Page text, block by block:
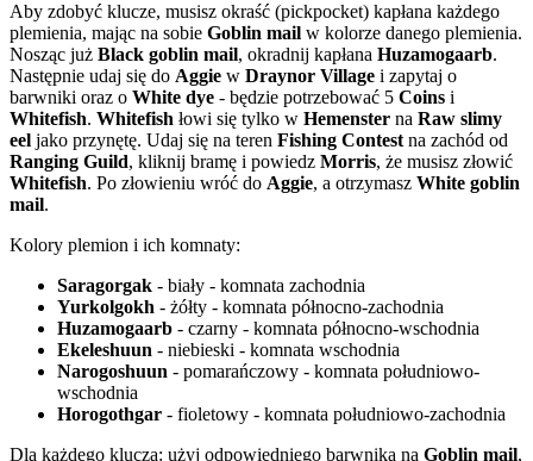
Aby zdobyć klucze, musisz okraść (pickpocket) kapłana każdego
plemienia, mając na sobie Goblin mail w kolorze danego plemienia.
Nosząc już Black goblin mail, okradnij kapłana Huzamogaarb.
Następnie udaj się do Aggie w Draynor Village i zapytaj o
barwniki oraz o White dye - będzie potrzebować 5 Coins i
Whitefish. Whitefish łowi się tylko w Hemenster na Raw slimy
eel jako przynętę. Udaj się na teren Fishing Contest na zachód od
Ranging Guild, kliknij bramę i powiedz Morris, że musisz złowić
Whitefish. Po złowieniu wróć do Aggie, a otrzymasz White goblin
mail.
Kolory plemion i ich komnaty:
Saragorgak - biały - komnata zachodnia
Yurkolgokh - żółty - komnata północno-zachodnia
Huzamogaarb - czarny - komnata północno-wschodnia
Ekeleshuun - niebieski - komnata wschodnia
Narogoshuun - pomarańczowy - komnata południowo-
wschodnia
Horogothgar - fioletowy - komnata południowo-zachodnia
Dla każdego klucza: użyj odpowiedniego barwnika na Goblin mail,